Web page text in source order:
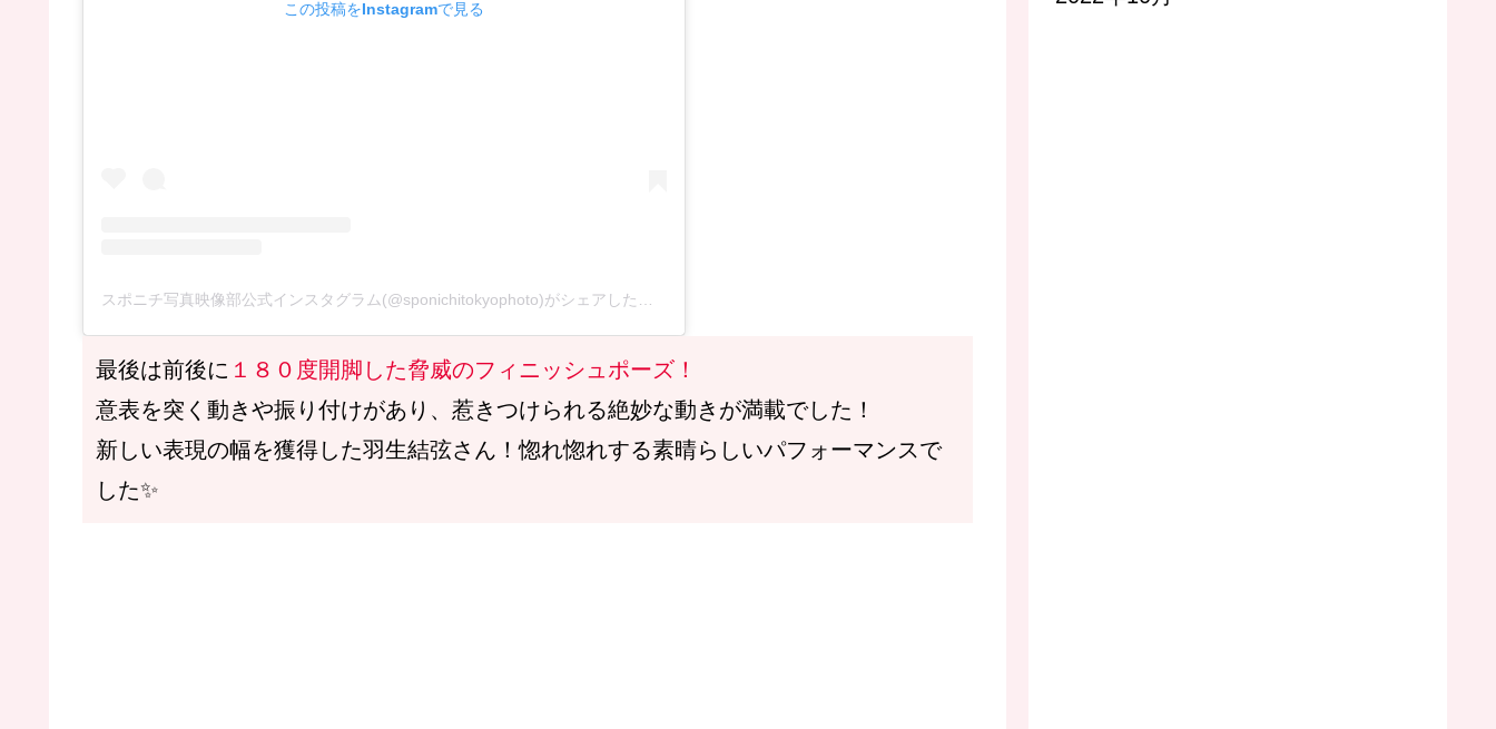
この投稿をInstagramで見る
スポニチ写真映像部公式インスタグラム(@sponichitokyophoto)がシェアした投稿
最後は前後に １８０度開脚した脅威のフィニッシュポーズ！
意表を突く動きや振り付けがあり、惹きつけられる絶妙な動きが満載でした！
新しい表現の幅を獲得した羽生結弦さん！惚れ惚れする素晴らしいパフォーマンスで
した✨